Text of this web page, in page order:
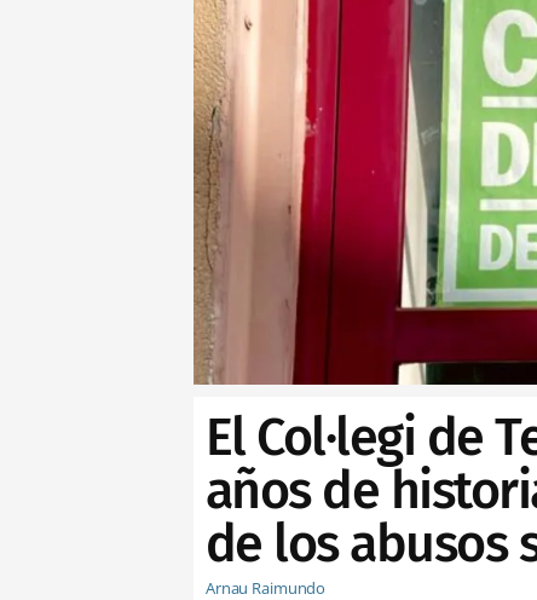
El Col·legi de
años de
de los abusos
Arnau Raimundo